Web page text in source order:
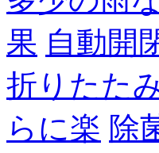
果 自動開
折りたた
らに楽 除